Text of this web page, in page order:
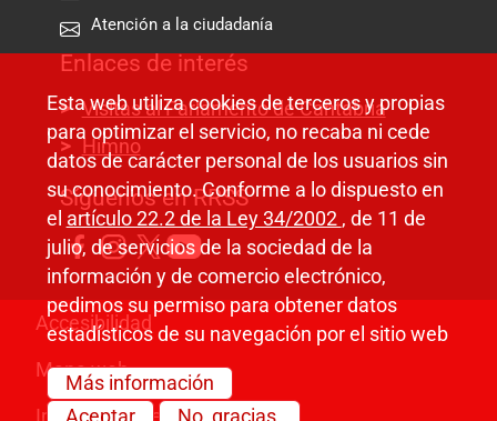
Atención a la ciudadanía
Enlaces de interés
Visitas al Parlamento de Cantabria
Himno
Síguenos en RRSS
Pie de página
Accesibilidad
Mapa web
Información legal
Esta web utiliza cookies de terceros y propias
para optimizar el servicio, no recaba ni cede
datos de carácter personal de los usuarios sin
su conocimiento. Conforme a lo dispuesto en
el artículo 22.2 de la Ley 34/2002 , de 11 de
julio, de servicios de la sociedad de la
información y de comercio electrónico,
pedimos su permiso para obtener datos
estadísticos de su navegación por el sitio web
Más información
Aceptar
No, gracias.